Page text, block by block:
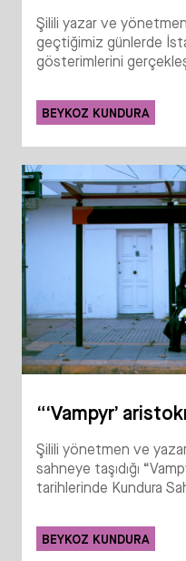
Şilili yazar ve
geçtiğimiz günlerde
gösterimlerini
BEYKOZ KUNDURA
“‘Vampyr’
Şilili yönetmen ve
sahneye taşıdığı
tarihlerinde Kundura
BEYKOZ KUNDURA